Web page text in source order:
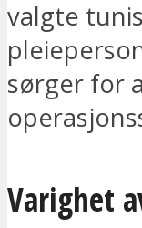
valgte
sørger for
Varighet